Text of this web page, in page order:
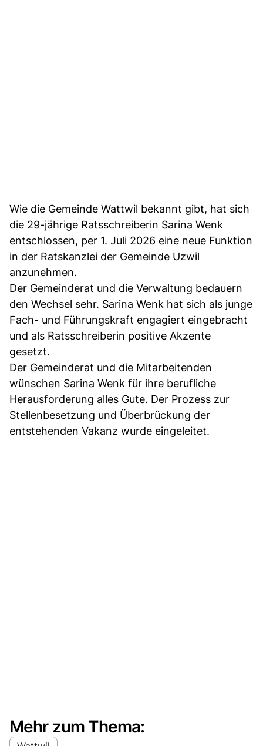
Wie die Gemeinde Wattwil bekannt gibt, hat sich
die 29-jährige Ratsschreiberin Sarina Wenk
entschlossen, per 1. Juli 2026 eine neue Funktion
in der Ratskanzlei der Gemeinde Uzwil
anzunehmen.
Der Gemeinderat und die Verwaltung bedauern
den Wechsel sehr. Sarina Wenk hat sich als junge
Fach- und Führungskraft engagiert eingebracht
und als Ratsschreiberin positive Akzente
gesetzt.
Der Gemeinderat und die Mitarbeitenden
wünschen Sarina Wenk für ihre berufliche
Herausforderung alles Gute. Der Prozess zur
Stellenbesetzung und Überbrückung der
entstehenden Vakanz wurde eingeleitet.
Mehr zum Thema: